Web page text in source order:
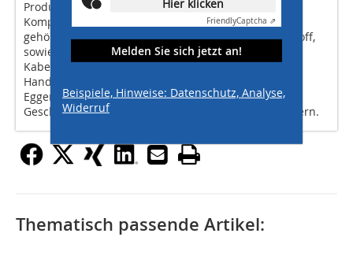
Produkten aus Glasfaserverbundwerkstoff auch den
Kompetenzbereich "erdverlegter Kabelbau". Hierzu
gehören Kabelschächte aus Stahlbeton und Kunststoff,
sowie Kabelschutzrohre und Zubehör rund um den
Kabelbau. Erfolgreich pflegt das mittelständische
Handelsunternehmen vom Firmensitz im badischen
Eggenstein aus auch internationale
Geschäftsverbindungen zu Kunden und Lieferpartnern.
Hier klicken
FriendlyCaptcha ⇗
Melden Sie sich jetzt an!
Beispiele, Hinweise: Datenschutz, Analyse,
Widerruf
Thematisch passende Artikel: